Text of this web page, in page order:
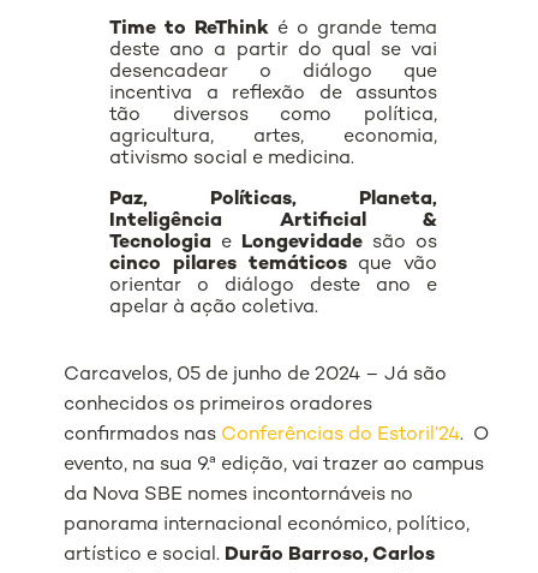
Time to ReThink é o grande tema
deste ano a partir do qual se vai
desencadear o diálogo que
incentiva a reflexão de assuntos
tão diversos como política,
agricultura, artes, economia,
ativismo social e medicina.
Paz, Políticas, Planeta,
Inteligência Artificial &
Tecnologia e Longevidade são os
cinco pilares temáticosque vão
orientar o diálogo deste ano e
apelar à ação coletiva.
Carcavelos, 05 de junho de 2024 – Já são
conhecidos os primeiros oradores
confirmados nas Conferências do Estoril’24. O
evento, na sua 9.ª edição, vai trazer ao campus
da Nova SBE nomes incontornáveis no
panorama internacional económico, político,
artístico e social. Durão Barroso, Carlos